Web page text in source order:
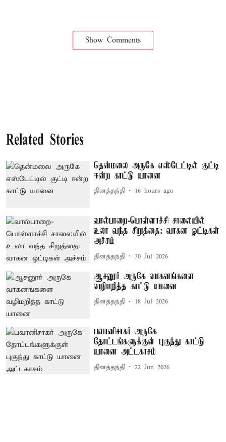
Show Comments
Related Stories
தென்மலை அருகே எஸ்டேட்டில் குட்டி
ஈன்ற காட்டு யானை
தினத்தந்தி 16 hours ago
வால்பாறை-பொள்ளாச்சி சாலையில்
உலா வந்த சிறுத்தை: வாகன ஓட்டிகள்
அச்சம்
தினத்தந்தி 30 Jul 2026
ஆசனூர் அருகே வாகனங்களை
வழிமறித்த காட்டு யானை
தினத்தந்தி 18 Jul 2026
பவானிசாகர் அருகே
தோட்டங்களுக்குள் புகுந்து காட்டு
யானை அட்டகாசம்
தினத்தந்தி 22 Jun 2026